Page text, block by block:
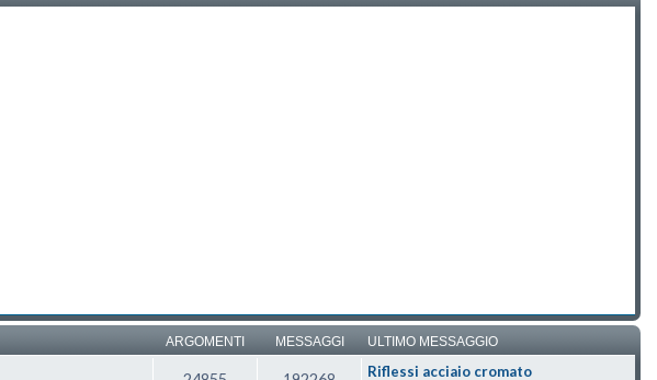
ARGOMENTI MESSAGGI ULTIMO MESSAGGIO
Riflessi acciaio cromato